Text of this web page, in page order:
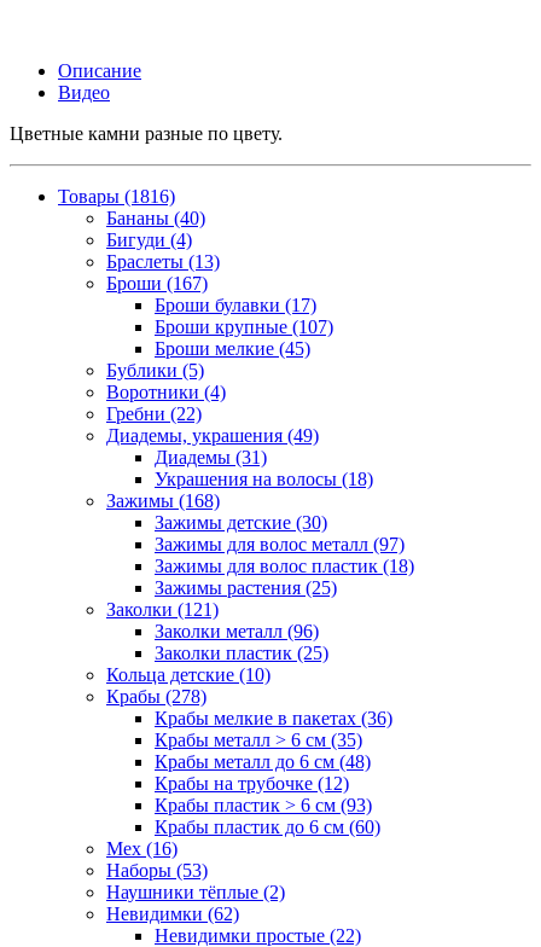
Описание
Видео
Цветные камни разные по цвету.
Товары (1816)
Бананы (40)
Бигуди (4)
Браслеты (13)
Броши (167)
Броши булавки (17)
Броши крупные (107)
Броши мелкие (45)
Бублики (5)
Воротники (4)
Гребни (22)
Диадемы, украшения (49)
Диадемы (31)
Украшения на волосы (18)
Зажимы (168)
Зажимы детские (30)
Зажимы для волос металл (97)
Зажимы для волос пластик (18)
Зажимы растения (25)
Заколки (121)
Заколки металл (96)
Заколки пластик (25)
Кольца детские (10)
Крабы (278)
Крабы мелкие в пакетах (36)
Крабы металл > 6 см (35)
Крабы металл до 6 см (48)
Крабы на трубочке (12)
Крабы пластик > 6 см (93)
Крабы пластик до 6 см (60)
Мех (16)
Наборы (53)
Наушники тёплые (2)
Невидимки (62)
Невидимки простые (22)